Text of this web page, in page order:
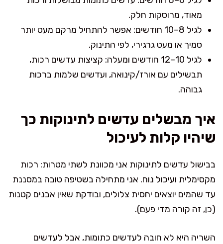
מאוד, מרוסקות חלק.
לגיל 8–10 חודשים: אפשר להתחיל מרקם מעט יותר
סמיך או מעט גרגירי, לפי התינוק.
לגיל 10–12 חודשים ומעלה: קציצות עדשים רכות,
תבשילים עם אורז/קינואה, ועדשים שלמות ברכות
גבוהה.
איך מבשלים עדשים לתינוקות כך
שיהיו קלות לעיכול
בבישול עדשים לתינוקות אני מכוונת לשתי מטרות: רכות
מקסימלית ועיכול נוח. אני מתחילה בשטיפה טובה במסננת
עד שהמים יוצאים יחסית צלולים, ובודקת שאין אבנים קטנות
(כן, זה קורה מדי פעם).
השריה היא לא חובה לעדשים כתומות, אבל לעדשים